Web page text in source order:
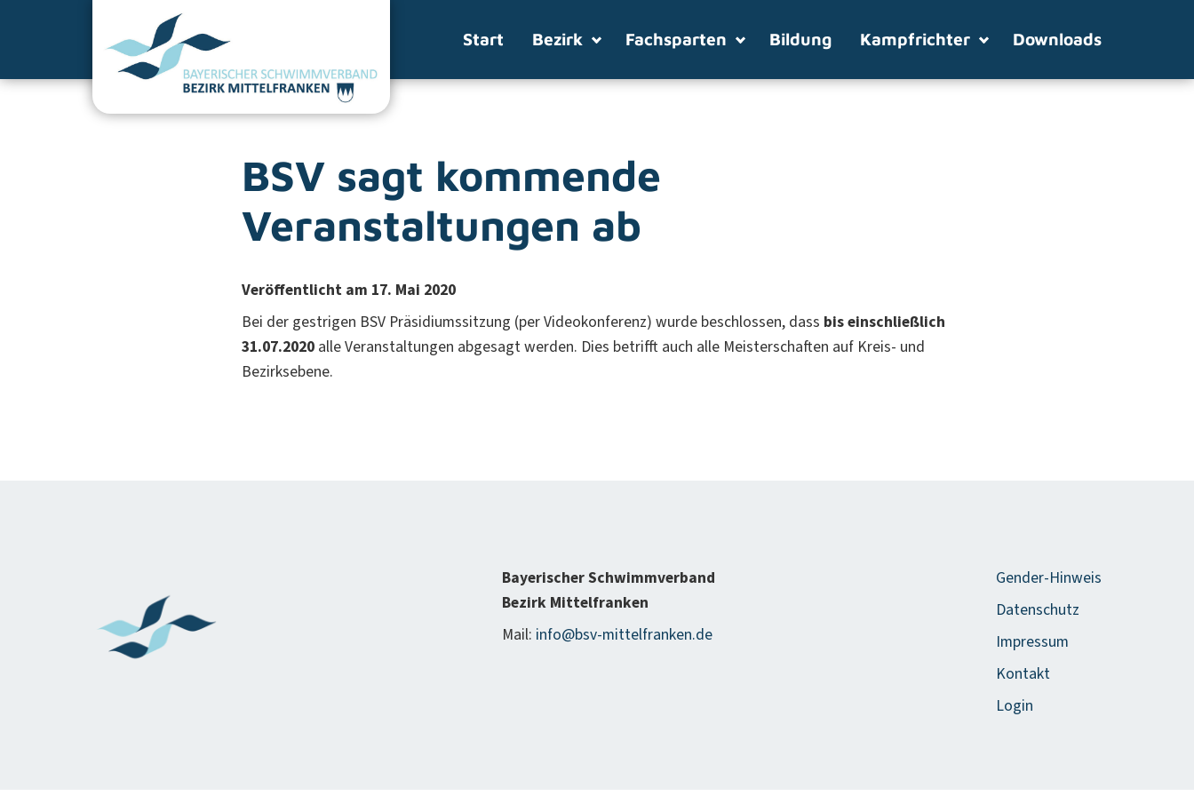
Start Bezirk Fachsparten Bildung Kampfrichter Downloads
BSV sagt kommende
Veranstaltungen ab
Veröffentlicht am 17. Mai 2020
Bei der gestrigen BSV Präsidiumssitzung (per Videokonferenz) wurde beschlossen, dass bis einschließlich
31.07.2020 alle Veranstaltungen abgesagt werden. Dies betrifft auch alle Meisterschaften auf Kreis- und
Bezirksebene.
Bayerischer Schwimmverband
Bezirk Mittelfranken
Mail: info@bsv-mittelfranken.de
Gender-Hinweis
Datenschutz
Impressum
Kontakt
Login